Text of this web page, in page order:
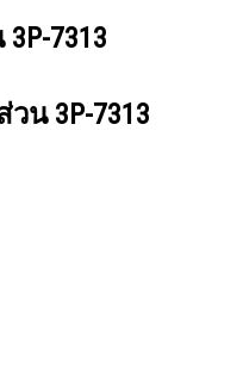
3P-7313
วน 3P-7313